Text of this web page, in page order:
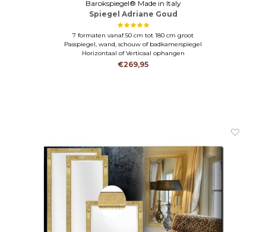
Barokspiegel® Made in Italy
Spiegel Adriane Goud
7 formaten vanaf 50 cm tot 180 cm groot
Passpiegel, wand, schouw of badkamerspiegel
Horizontaal of Verticaal ophangen
€269,95